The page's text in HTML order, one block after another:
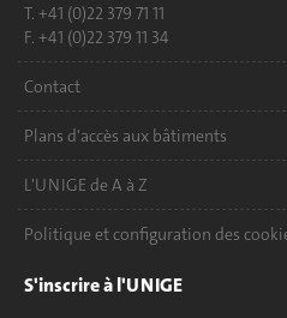
T. +41 (0)22 379 71 11
F. +41 (0)22 379 11 34
Contact
Plans d'accès aux bâtiments
L'UNIGE de A à Z
Politique et configuration des
S'inscrire à l'UNIGE